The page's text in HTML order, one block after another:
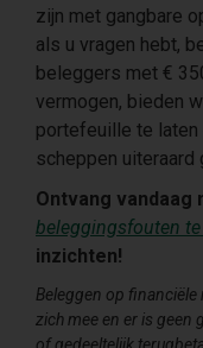
zijn met gangbare
als u vragen hebt,
beleggers met €
vermogen, bieden
portefeuille te laten
scheppen uiteraard
Ontvang vandaag
beleggingsfouten
inzichten!
Beleggen op
zich mee en er is geen